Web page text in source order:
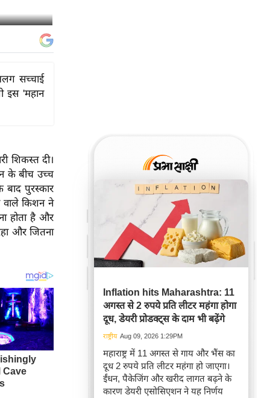
सच्चाई
इस 'महान
शिकस्त दी।
के बीच उच्च
पुरस्कार
वाले किशन ने
होता है और
और जितना
Inflation hits Maharashtra: 11
अगस्त से 2 रुपये प्रति लीटर महंगा होगा
दूध, डेयरी प्रोडक्ट्स के दाम भी बढ़ेंगे
राष्ट्रीय Aug 09, 2026 1:29PM
महाराष्ट्र में 11 अगस्त से गाय और भैंस का
दूध 2 रुपये प्रति लीटर महंगा हो जाएगा।
ईंधन, पैकेजिंग और खरीद लागत बढ़ने के
कारण डेयरी एसोसिएशन ने यह निर्णय